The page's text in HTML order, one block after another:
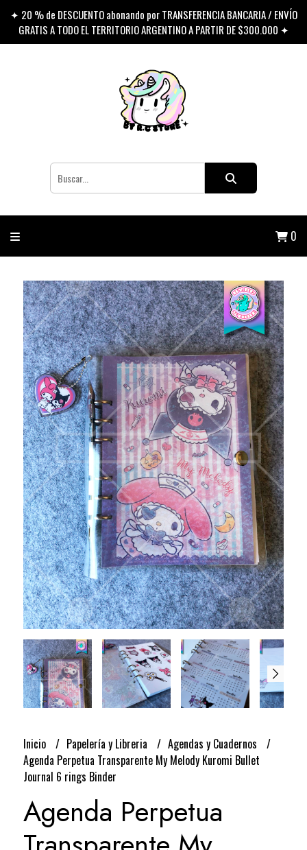
✦ 20 % de DESCUENTO abonando por TRANSFERENCIA BANCARIA / ENVÍO
GRATIS A TODO EL TERRITORIO ARGENTINO A PARTIR DE $300.000 ✦
0
Inicio Papelería y Libreria
Agendas y Cuadernos
Agenda Perpetua Transparente My Melody Kuromi Bullet
Journal 6 rings Binder
Agenda Perpetua